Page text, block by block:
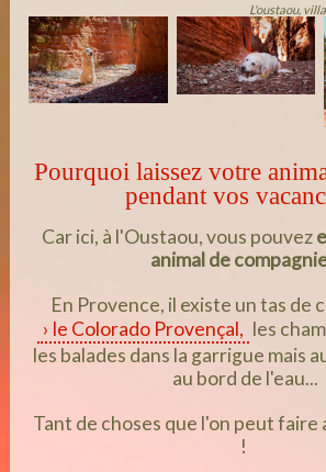
L'oustaou,
Pourquoi laissez votre
pendant vos
Car ici, à l'Oustaou, vous pouvez
animal de
En Provence, il existe un tas de
le Colorado Provençal, les
les balades dans la garrigue mais
au bord de l'eau...
Tant de choses que l'on peut faire
!